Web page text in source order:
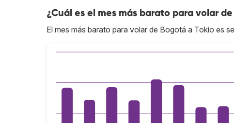
¿Cuál es el mes más barato para volar
El mes más barato para volar de Bogotá a Tokio es